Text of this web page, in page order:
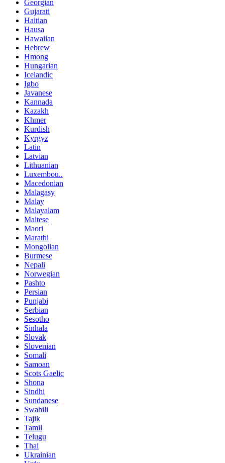
Georgian
Gujarati
Haitian
Hausa
Hawaiian
Hebrew
Hmong
Hungarian
Icelandic
Igbo
Javanese
Kannada
Kazakh
Khmer
Kurdish
Kyrgyz
Latin
Latvian
Lithuanian
Luxembou..
Macedonian
Malagasy
Malay
Malayalam
Maltese
Maori
Marathi
Mongolian
Burmese
Nepali
Norwegian
Pashto
Persian
Punjabi
Serbian
Sesotho
Sinhala
Slovak
Slovenian
Somali
Samoan
Scots Gaelic
Shona
Sindhi
Sundanese
Swahili
Tajik
Tamil
Telugu
Thai
Ukrainian